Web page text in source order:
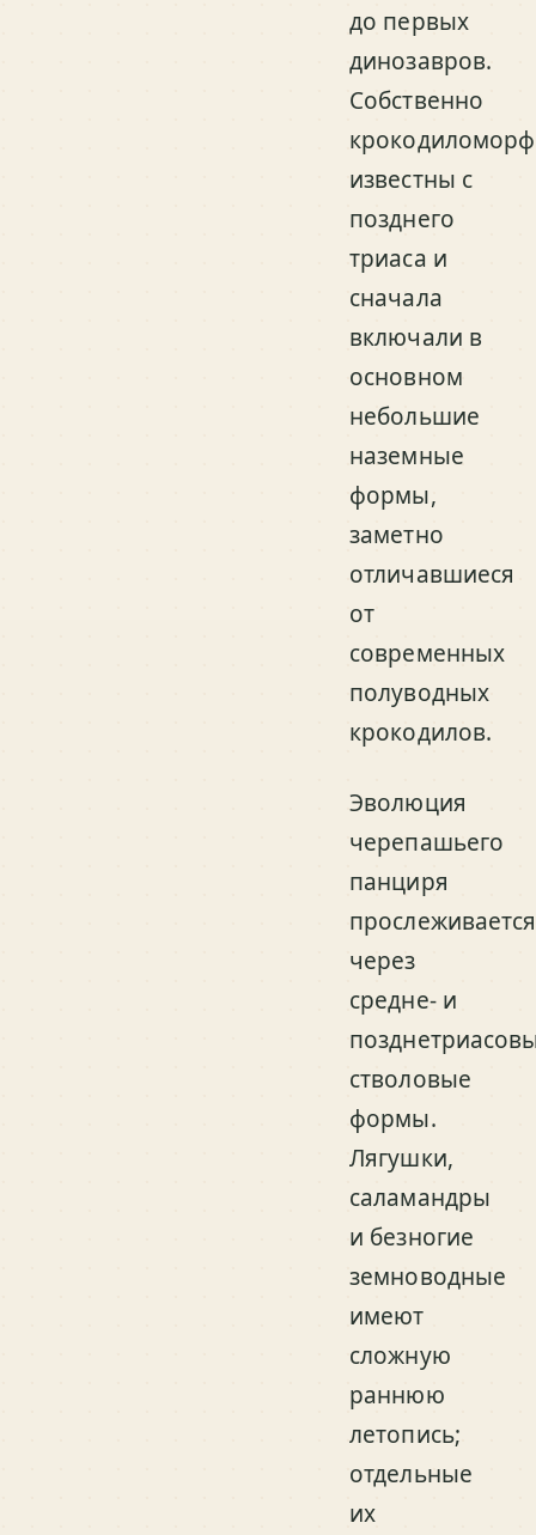
до первых
динозавров.
Собственно
известны с
позднего
триаса и
сначала
включали в
основном
небольшие
наземные
формы,
заметно
отличавшиеся
от
современных
полуводных
крокодилов.
Эволюция
черепашьего
панциря
прослеживается
через
средне- и
стволовые
формы.
Лягушки,
саламандры
и безногие
земноводные
имеют
сложную
раннюю
летопись;
отдельные
их